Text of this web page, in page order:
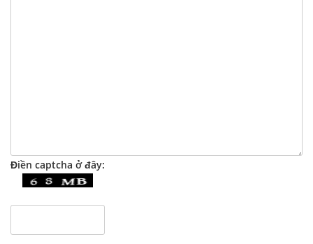
Điền captcha ở đây: